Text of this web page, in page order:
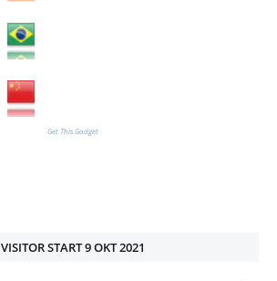
Get This Gadget
VISITOR START 9 OKT 2021